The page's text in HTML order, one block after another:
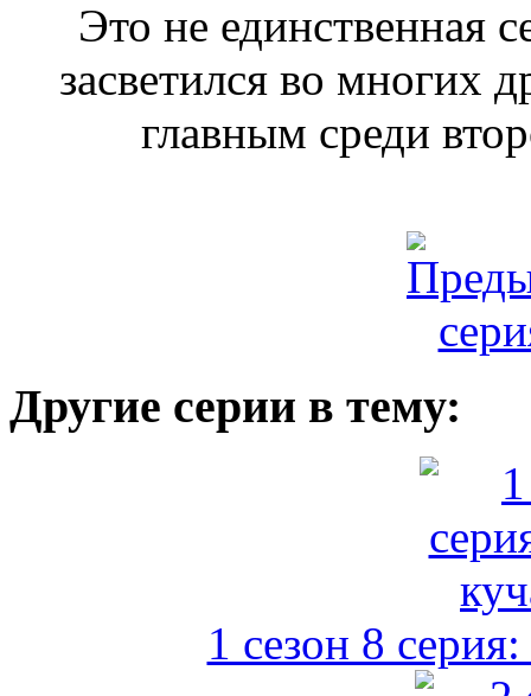
Это не единственная
засветился во многих
главным среди
Другие серии в тему:
1 сезон 8